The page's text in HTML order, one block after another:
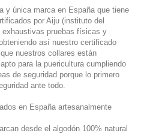
y única marca en España que tiene
por Aiju (instituto del
exhaustivas pruebas físicas y
así nuestro certificado
nuestros collares están
para la puericultura cumpliendo
de seguridad porque lo primero
ante todo.
en España artesanalmente
desde el algodón 100% natural